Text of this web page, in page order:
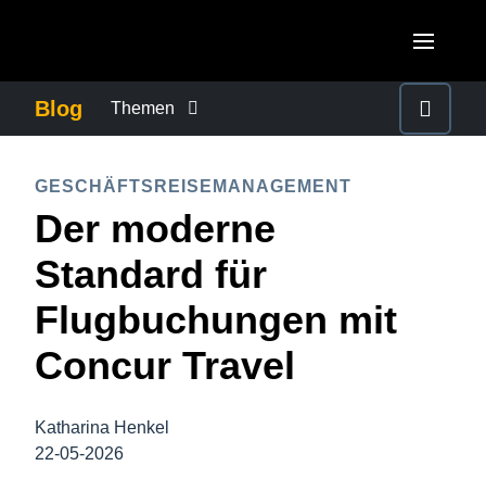
Canada (Français)
México (Español)
Brasil (Português)
United Kingdom (English)
France (Français)
Italia (Italiano)
ASIA PACIFIC
Australia (English)
India (English)
日本（日本語)
Blog Themen
FÜRSORGEPFLICHT BEI GESCHÄFTSREISEN
GESCHÄFTSKONTINUITÄT
GESCHÄFTSREISEMANAGEMENT
MITARBEITERERFAHRUNGEN
GESCHÄFTSREISEMANAGEMENT
Der moderne
Standard für
Flugbuchungen mit
Concur Travel
Katharina Henkel
22-05-2026